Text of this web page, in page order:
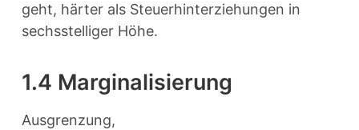
geht, härter als Steuerhinterziehungen in
sechsstelliger Höhe.
1.4 Marginalisierung
Ausgrenzung,